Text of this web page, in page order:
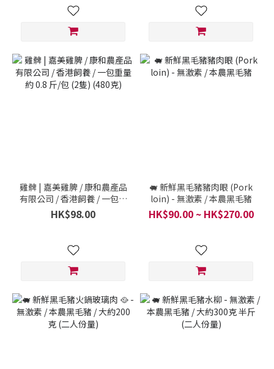
雞髀 | 嘉美雞脾 / 康和農產品
有限公司 / 香港飼養 / 一包重
量約 0.8 斤/包 (2隻) (480克)
HK$98.00
🐖 新鮮黑毛豬豬肉眼 (Pork
loin) - 無激素 / 本農黑毛豬
HK$90.00 ~ HK$270.00